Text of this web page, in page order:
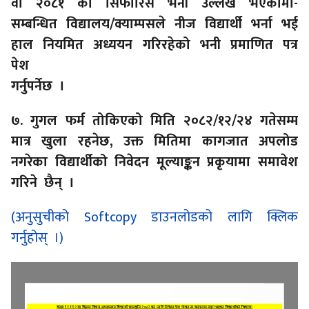
सम्बन्धित विद्यालय/क्याम्पसले नीज विद्यार्थी भर्ना भई
हाल नियमित अध्ययन गरिरहेको भनी प्रमाणित पत्र
पेश
गर्नुपर्नेछ ।
७. गुगल फर्म तोकिएको मिति २०८२/१२/२४ गतेसम्म
मात्र खुला रहनेछ, उक्त मितिमा कागजात अपलोड
नगरेका विद्यार्थीको निवेदन मूल्याङ्कन प्रकृयामा समावेश
गरिने छैन् ।
(अनुसुचीको Softcopy डाउनलोडको लागि क्लिक
गर्नुहोस् ।)